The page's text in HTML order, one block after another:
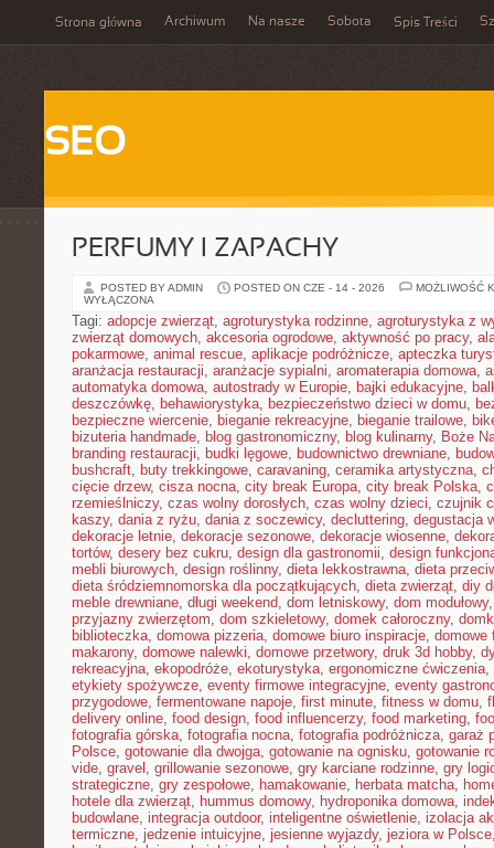
Strona główna Archiwum Na nasze Sobota Spis Treści
SEO
PERFUMY I ZAPACHY
POSTED BY ADMIN POSTED ON CZE - 14 - 2026
MOŻLIWOŚĆ
WYŁĄCZONA
Tagi: adopcje zwierząt, agroturystyka rodzinne, agroturystyka z
zwierząt domowych, akcesoria ogrodowe, aktywność po pracy,
pokarmowe, animal rescue, aplikacje podróżnicze, apteczka
aranżacja restauracji, aranżacje sypialni, aromaterapia domowa,
automatyka domowa, autostrady w Europie, bajki edukacyjne,
deszczówkę, behawiorystyka, bezpieczeństwo dzieci w domu,
bezpieczne wiercenie, bieganie rekreacyjne, bieganie trailowe,
bizuteria handmade, blog gastronomiczny, blog kulinarny, Boże
branding restauracji, budki lęgowe, budownictwo drewniane,
bushcraft, buty trekkingowe, caravaning, ceramika artystyczna,
cięcie drzew, cisza nocna, city break Europa, city break Polska,
rzemieślniczy, czas wolny dorosłych, czas wolny dzieci, czujnik
kaszy, dania z ryżu, dania z soczewicy, decluttering, degustacja
dekoracje letnie, dekoracje sezonowe, dekoracje wiosenne,
tortów, desery bez cukru, design dla gastronomii, design
mebli biurowych, design roślinny, dieta lekkostrawna, dieta
dieta śródziemnomorska dla początkujących, dieta zwierząt, diy
meble drewniane, długi weekend, dom letniskowy, dom modułowy
przyjazny zwierzętom, dom szkieletowy, domek całoroczny,
biblioteczka, domowa pizzeria, domowe biuro inspiracje, domowe
makarony, domowe nalewki, domowe przetwory, druk 3d hobby,
rekreacyjna, ekopodróże, ekoturystyka, ergonomiczne ćwiczenia,
etykiety spożywcze, eventy firmowe integracyjne, eventy
przygodowe, fermentowane napoje, first minute, fitness w domu,
delivery online, food design, food influencerzy, food marketing,
fotografia górska, fotografia nocna, fotografia podróżnicza, garaż
Polsce, gotowanie dla dwojga, gotowanie na ognisku, gotowanie
vide, gravel , grillowanie sezonowe, gry karciane rodzinne, gry
strategiczne, gry zespołowe, hamakowanie, herbata matcha,
hotele dla zwierząt, hummus domowy, hydroponika domowa,
budowlane, integracja outdoor, inteligentne oświetlenie, izolacja
termiczne, jedzenie intuicyjne, jesienne wyjazdy, jeziora w Polsce